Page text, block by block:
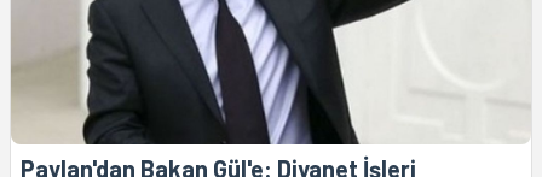
Paylan'dan Bakan Gül'e: Diyanet İşleri